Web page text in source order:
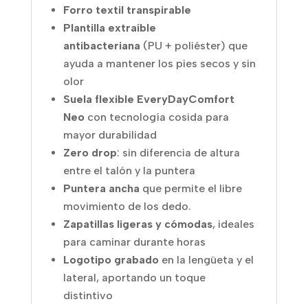
Forro textil transpirable
Plantilla extraíble
antibacteriana (PU + poliéster) que
ayuda a mantener los pies secos y sin
olor
Suela flexible EveryDayComfort
Neo con tecnología cosida para
mayor durabilidad
Zero drop: sin diferencia de altura
entre el talón y la puntera
Puntera ancha que permite el libre
movimiento de los dedo.
Zapatillas ligeras y cómodas, ideales
para caminar durante horas
Logotipo grabado en la lengüeta y el
lateral, aportando un toque
distintivo